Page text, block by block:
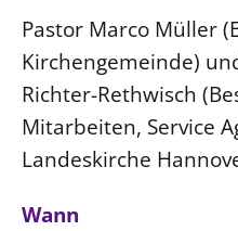
Pastor Marco Müller
Kirchengemeinde)
Richter-Rethwisch
Mitarbeiten, Service
Landeskirche
Wann